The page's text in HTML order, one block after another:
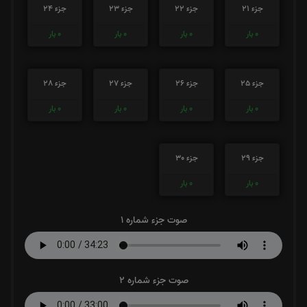
جزء 21
0 بار
جزء 22
0 بار
جزء 23
0 بار
جزء 24
0 بار
جزء 25
0 بار
جزء 26
0 بار
جزء 27
0 بار
جزء 28
0 بار
جزء 29
0 بار
جزء 30
0 بار
صوت جزء شماره 1
صوت جزء شماره 2